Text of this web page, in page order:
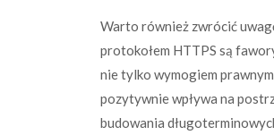
Warto również zwrócić
protokołem HTTPS są
nie tylko wymogiem
pozytywnie wpływa na
budowania